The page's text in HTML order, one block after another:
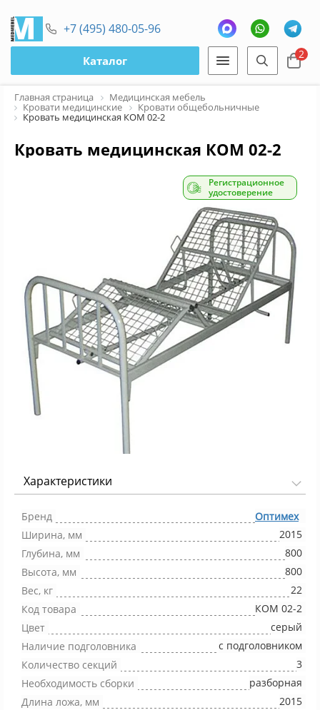
+7 (495) 480-05-96
Каталог 2
Главная страница Медицинская мебель
Кровати медицинские Кровати общебольничные
Кровать медицинская КОМ 02-2
Кровать медицинская КОМ 02-2
Регистрационное
удостоверение
Характеристики
Бренд
Оптимех
Ширина, мм
2015
Глубина, мм
800
Высота, мм
800
Вес, кг
22
Код товара
КОМ 02-2
Цвет
серый
Наличие подголовника
с подголовником
Количество секций
3
Необходимость сборки
разборная
Длина ложа, мм
2015